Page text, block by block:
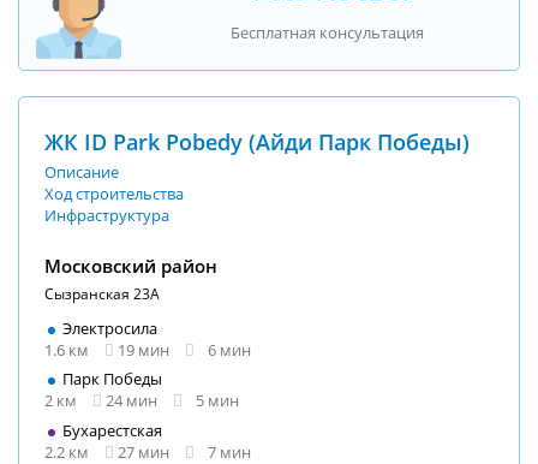
Бесплатная консультация
ЖК ID Park Pobedy (Айди Парк Победы)
Описание
Ход строительства
Инфраструктура
Московский район
Сызранская 23А
Электросила
1.6 км
19 мин
6 мин
Парк Победы
2 км
24 мин
5 мин
Бухарестская
2.2 км
27 мин
7 мин